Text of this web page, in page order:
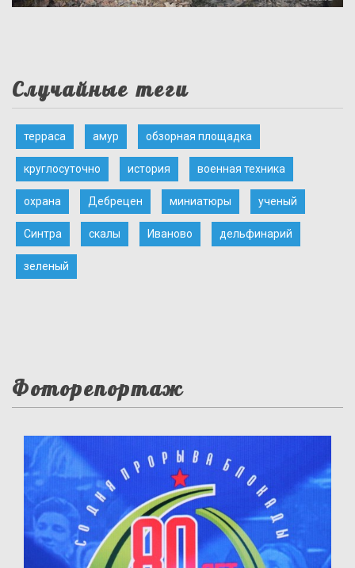
Случайные теги
терраса амур обзорная площадка
круглосуточно история военная техника
охрана Дебрецен миниатюры ученый
Синтра скалы Иваново дельфинарий
зеленый
Фоторепортаж